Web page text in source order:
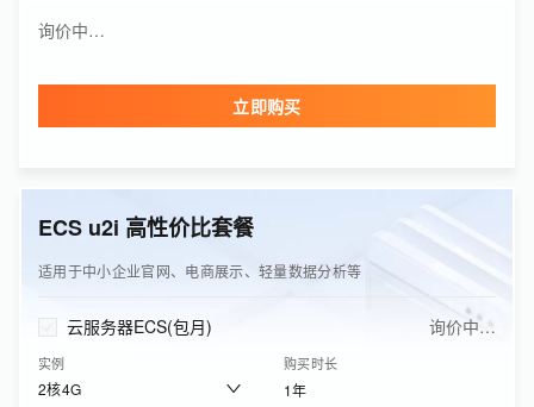
实例网络类型
边缘安全加速资源包(可购买CDN/DCDN资源包、ESA基础版资源包)
下行流量 购买有效期
询价中…
立即购买
ECS u2i 高性价比套餐
适用于中小企业官网、电商展示、轻量数据分析等
云服务器ECS(包月) 询价中…
实例
2核4G
购买时长
1年